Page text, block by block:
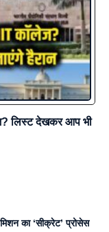
लिस्ट देखकर आप भी
का ‘सीक्रेट’ प्रोसेस